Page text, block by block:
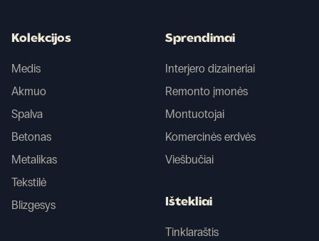
Kolekcijos
Medis
Akmuo
Spalva
Betonas
Metalikas
Tekstilė
Blizgesys
Sprendimai
Interjero dizaineriai
Remonto įmonės
Montuotojai
Komercinės erdvės
Viešbučiai
Ištekliai
Tinklaraštis